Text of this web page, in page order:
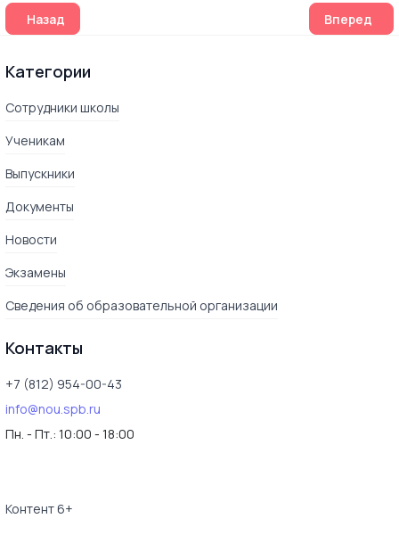
Предыдущий: Аттестация по биологии в 10 классе
Назад Вперед
Категории
Сотрудники школы
Ученикам
Выпускники
Документы
Новости
Экзамены
Сведения об образовательной организации
Контакты
+7 (812) 954-00-43
info@nou.spb.ru
Пн. - Пт.: 10:00 - 18:00
Контент 6+